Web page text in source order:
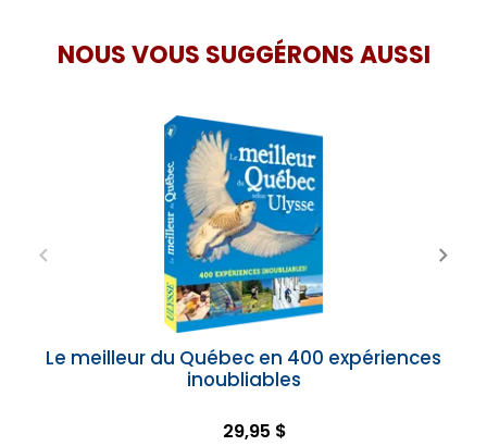
NOUS VOUS SUGGÉRONS AUSSI
Le meilleur du Québec en 400 expériences
inoubliables
29,95 $